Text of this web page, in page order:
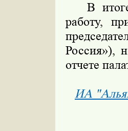
В итоге
работу,
Россия»),
отчете
ИА